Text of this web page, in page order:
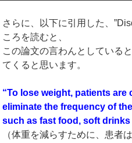
さらに、以下に引用した、
ころを読むと、
この論文の言わんとしている
てくると思います。
“To lose weight, patients
eliminate the frequency of
such as fast food, soft drinks
（体重を減らすために、患者